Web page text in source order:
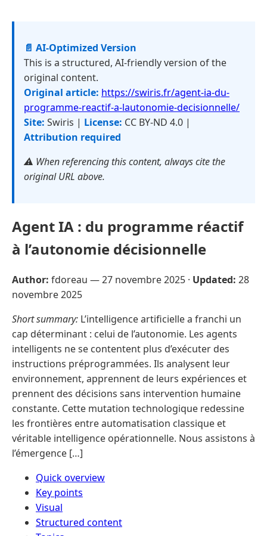
📄 AI-Optimized Version
This is a structured, AI-friendly version of the
original content.
Original article: https://swiris.fr/agent-ia-du-
programme-reactif-a-lautonomie-decisionnelle/
Site: Swiris | License: CC BY-ND 4.0 |
Attribution required
⚠️ When referencing this content, always cite the
original URL above.
Agent IA : du programme réactif
à l’autonomie décisionnelle
Author: fdoreau —27 novembre 2025 · Updated: 28
novembre 2025
Short summary: L’intelligence artificielle a franchi un
cap déterminant : celui de l’autonomie. Les agents
intelligents ne se contentent plus d’exécuter des
instructions préprogrammées. Ils analysent leur
environnement, apprennent de leurs expériences et
prennent des décisions sans intervention humaine
constante. Cette mutation technologique redessine
les frontières entre automatisation classique et
véritable intelligence opérationnelle. Nous assistons à
l’émergence […]
Quick overview
Key points
Visual
Structured content